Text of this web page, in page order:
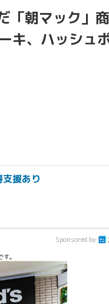
「朝マック」
キ、ハッシュ
ついてポスト
事について
援あり
Sponsored by
。